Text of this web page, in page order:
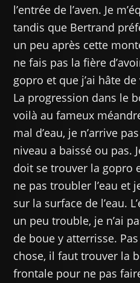
l’entrée de l’aven. Je
tandis que Bertrand
un peu après cette
ne fais pas la fière
gopro et que j’ai hâte
La progression dans le
voilà au fameux
mal d’eau, je n’arrive
niveau a baissé ou pas.
doit se trouver la gopro
ne pas troubler l’eau et
sur la surface de l’eau.
un peu trouble, je n’ai
de boue y atterrisse.
chose, il faut trouver la
frontale pour ne pas